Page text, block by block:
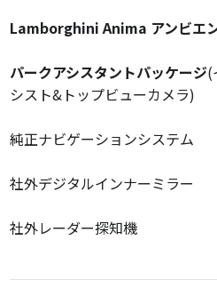
Lamborghini Anima アンビエ
パークアシスタントパッケージ(
シスト&トップビューカメラ)
純正ナビゲーションシステム
社外デジタルインナーミラー
社外レーダー探知機